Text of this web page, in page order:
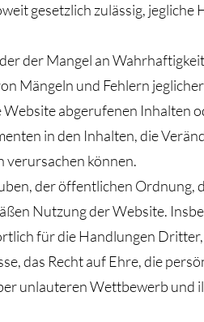
gesetzlich zulässig,
der Mangel an
Mängeln und Fehlern
abgerufenen Inhalten
in den Inhalten, die
können.
der öffentlichen Ordnung,
Nutzung der Website.
für die Handlungen Dritter,
das Recht auf Ehre, die
unlauteren Wettbewerb und